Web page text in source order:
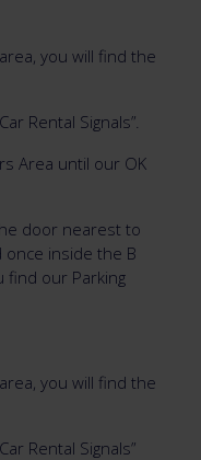
you will find the
Rental Signals”.
Area until our OK
door nearest to
inside the B
find our Parking
you will find the
Rental Signals”